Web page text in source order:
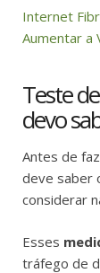
Internet
Aumentar a
Teste
devo
Antes de
deve saber
considerar
Esses
tráfego de